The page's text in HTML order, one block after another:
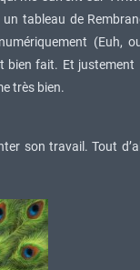
tableau de
(Euh,
fait. Et justement
très bien.
son travail. Tout